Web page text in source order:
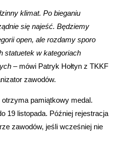
klimat. Po bieganiu
się najeść. Będziemy
open, ale rozdamy sporo
statuetek w kategoriach
– mówi Patryk Hołtyn z TKKF
zawodów.
pamiątkowy medal.
19 listopada. Później rejestracja
zawodów, jeśli wcześniej nie